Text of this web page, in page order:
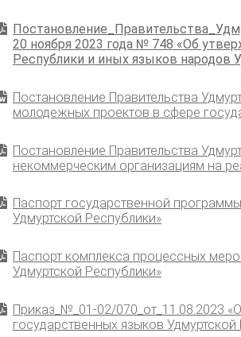
20 ноября 2023 года № 748 «Об
Республики и иных языков народов
Постановление Правительства
молодежных проектов в сфере
Постановление Правительства
некоммерческим организациям на
Паспорт государственной
Удмуртской Республики»
Паспорт комплекса процессных
Удмуртской Республики»
Приказ_№_01-02/070_от_11.08.2023
государственных языков